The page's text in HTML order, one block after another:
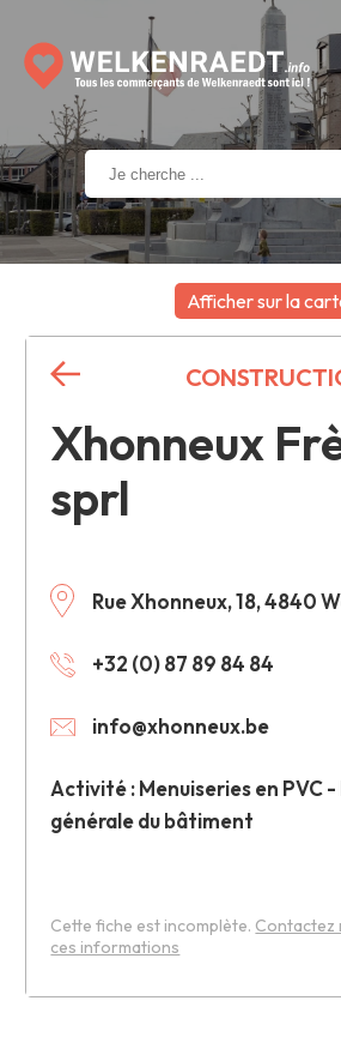
Afficher sur la
Xhonneux
sprl
Rue Xhonneux, 18, 4840
+32 (0) 87 89 84 84
info@xhonneux.be
Activité : Menuiseries en PVC
générale du bâtiment
Cette fiche est incomplète. Contactez
ces informations
+
−